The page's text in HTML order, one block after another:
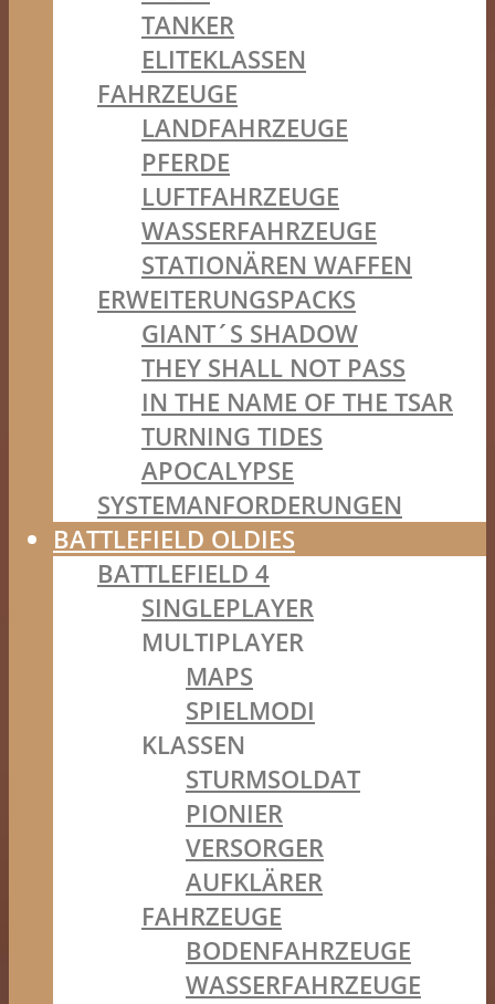
TANKER
ELITEKLASSEN
FAHRZEUGE
LANDFAHRZEUGE
PFERDE
LUFTFAHRZEUGE
WASSERFAHRZEUGE
STATIONÄREN WAFFEN
ERWEITERUNGSPACKS
GIANT´S SHADOW
THEY SHALL NOT PASS
IN THE NAME OF THE TSAR
TURNING TIDES
APOCALYPSE
SYSTEMANFORDERUNGEN
BATTLEFIELD OLDIES
BATTLEFIELD 4
SINGLEPLAYER
MULTIPLAYER
MAPS
SPIELMODI
KLASSEN
STURMSOLDAT
PIONIER
VERSORGER
AUFKLÄRER
FAHRZEUGE
BODENFAHRZEUGE
WASSERFAHRZEUGE